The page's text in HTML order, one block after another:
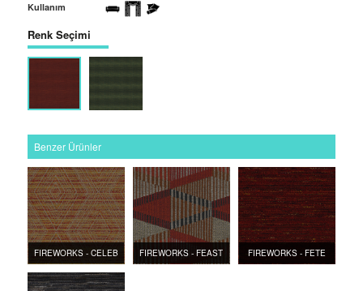
Kullanım
Renk Seçimi
Benzer Ürünler
FIREWORKS - CELEB FIREWORKS - FEAST FIREWORKS - FETE